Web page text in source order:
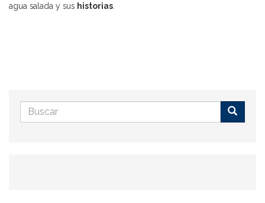
agua salada y sus historias
Formulario
de